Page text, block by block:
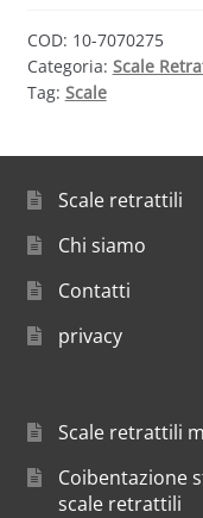
COD: 10-7070275
Categoria: Scale
Tag: Scale
Scale retrattili
Chi siamo
Contatti
privacy
Scale retrattili
Coibentazione
scale retrattili